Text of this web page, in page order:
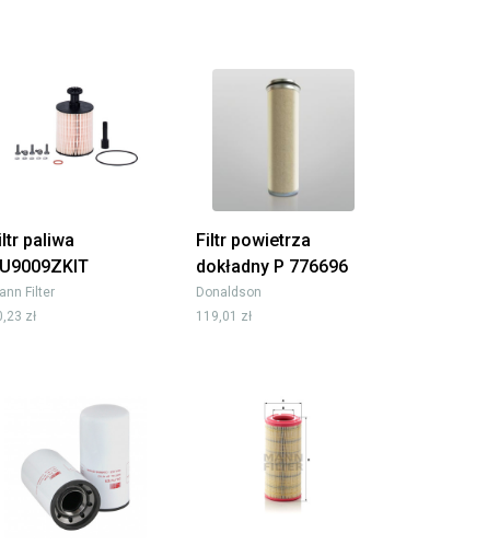
paliwa
Filter
zł
Filtr powietrza
dokładny P 776696
Donaldson
119,01 zł